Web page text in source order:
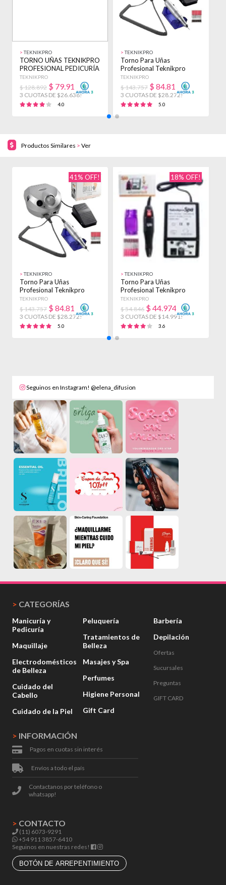
> TEKNIKPRO
TORNO UÑAS TEKNIKPRO
PROFESIONAL PEDICURÍA
MANICURÍA 288
TEKNIKPRO
$ 128.892 $ 79.913
3 CUOTAS DE $26.638!
4.0
> TEKNIKPRO
Torno Para Uñas
Profesional Teknikpro
Perfect Drill Reversa
TEKNIKPRO
$ 143.757 $ 84.817
3 CUOTAS DE $28.272!
5.0
Productos Similares > Ver
41% OFF!
> TEKNIKPRO
Torno Para Uñas
Profesional Teknikpro
Perfect Drill Reversa
TEKNIKPRO
$ 143.757 $ 84.817
3 CUOTAS DE $28.272!
5.0
18% OFF!
> TEKNIKPRO
Torno Para Uñas
Profesional Teknikpro
Student Manicuria Uñas
TEKNIKPRO
$ 54.846 $ 44.974
3 CUOTAS DE $14.991!
3.6
Seguinos en Instagram! @elena_difusion
> INFORMACIÓN
Pagos en cuotas sin interés
Envíos a todo el país
Contactanos por teléfono o
whatsapp!
> CATEGORÍAS
Manicuría y
Pedicuría
Maquillaje
Electrodomésticos
de Belleza
Cuidado del
Cabello
Cuidado de la Piel
Peluquería
Tratamientos de
Belleza
Masajes y Spa
Perfumes
Higiene Personal
Gift Card
Barbería
Depilación
Ofertas
Sucursales
Preguntas
GIFT CARD
> CONTACTO
(11) 6073-9291
+54 911 3857-6410
Seguinos en nuestras redes!
BOTÓN DE ARREPENTIMIENTO